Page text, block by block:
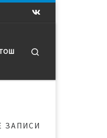
ЗАПИСИ